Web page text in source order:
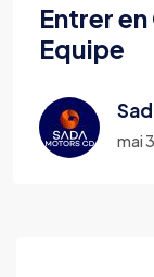
Entrer
Equipe
mai